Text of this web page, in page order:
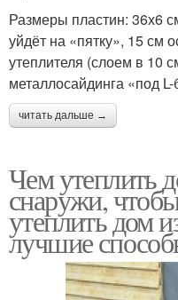
Размеры пластин: 36х6
уйдёт на «пятку», 15 см
утеплителя (слоем в 10
металлосайдинга «под L-
читать дальше →
Чем утеплить
снаружи,
утеплить дом
лучшие